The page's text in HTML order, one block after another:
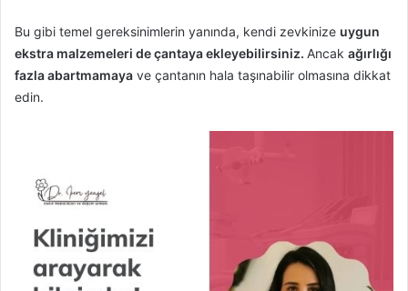
Bu gibi temel gereksinimlerin yanında, kendi zevkinize uygun
ekstra malzemeleri de çantaya ekleyebilirsiniz. Ancak ağırlığı
fazla abartmamaya ve çantanın hala taşınabilir olmasına dikkat
edin.